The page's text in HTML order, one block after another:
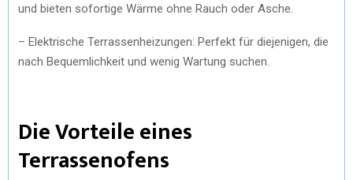
und bieten sofortige Wärme ohne Rauch oder Asche.
– Elektrische Terrassenheizungen: Perfekt für diejenigen, die
nach Bequemlichkeit und wenig Wartung suchen.
Die Vorteile eines
Terrassenofens